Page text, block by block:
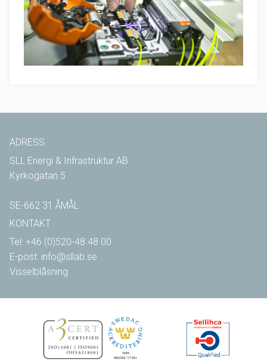
ADRESS
SLL Energi & Infrastruktur AB
Kyrkogatan 5
SE-662 31 ÅMÅL
KONTAKT
Tel: +46 (0)520-48 48 00
E-post: info@sllab.se
Visselblåsning